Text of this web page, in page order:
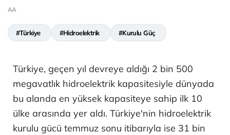
AA
#Türkiye #Hidroelektrik #Kurulu Güç
Türkiye, geçen yıl devreye aldığı 2 bin 500
megavatlık hidroelektrik kapasitesiyle dünyada
bu alanda en yüksek kapasiteye sahip ilk 10
ülke arasında yer aldı. Türkiye'nin hidroelektrik
kurulu gücü temmuz sonu itibarıyla ise 31 bin